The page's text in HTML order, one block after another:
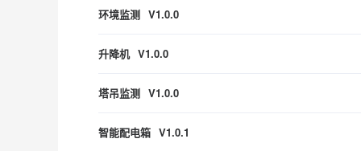
环境监测 V1.0.0
升降机 V1.0.0
塔吊监测 V1.0.0
智能配电箱 V1.0.1